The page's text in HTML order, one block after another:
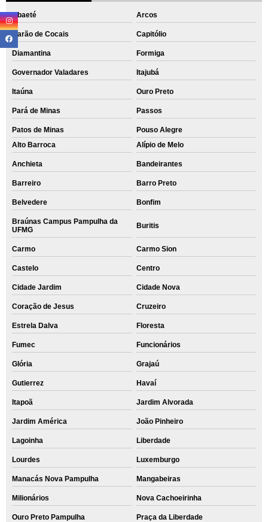
Abaeté Arcos
Barão de Cocais Capitólio
Diamantina Formiga
Governador Valadares Itajubá
Itaúna Ouro Preto
Pará de Minas Passos
Patos de Minas
Pouso Alegre
Alto Barroca
Alípio de Melo
Anchieta Bandeirantes
Barreiro Barro Preto
Belvedere Bonfim
Braúnas Campus Pampulha da
UFMG
Buritis
Carmo Carmo Sion
Castelo Centro
Cidade Jardim Cidade Nova
Coração de Jesus Cruzeiro
Estrela Dalva Floresta
Fumec Funcionários
Glória Grajaú
Gutierrez Havaí
Itapoã Jardim Alvorada
Jardim América João Pinheiro
Lagoinha Liberdade
Lourdes Luxemburgo
Manacás Nova Pampulha Mangabeiras
Milionários Nova Cachoeirinha
Ouro Preto Pampulha Praça da Liberdade